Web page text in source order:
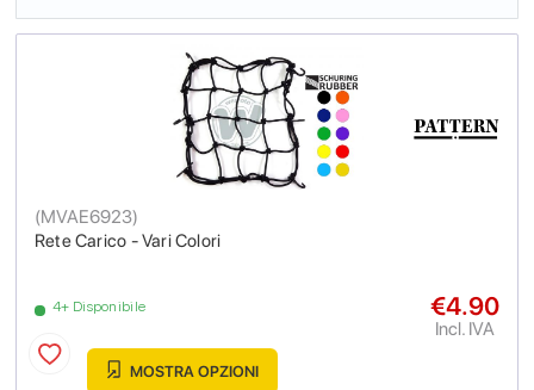
Rete Carico - Vari Colori
(MVAE6923)
4+ Disponibile €4.90
Incl. IVA
MOSTRA OPZIONI